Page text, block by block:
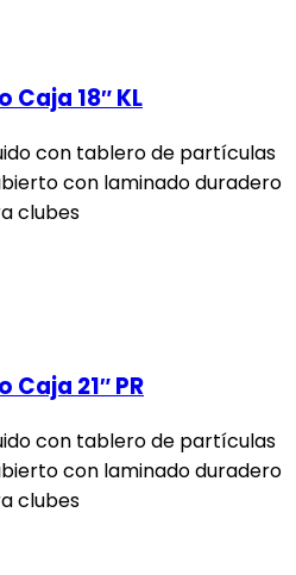
18″ KL
con tablero de partículas
con laminado duradero
clubes
21″ PR
con tablero de partículas
con laminado duradero
clubes